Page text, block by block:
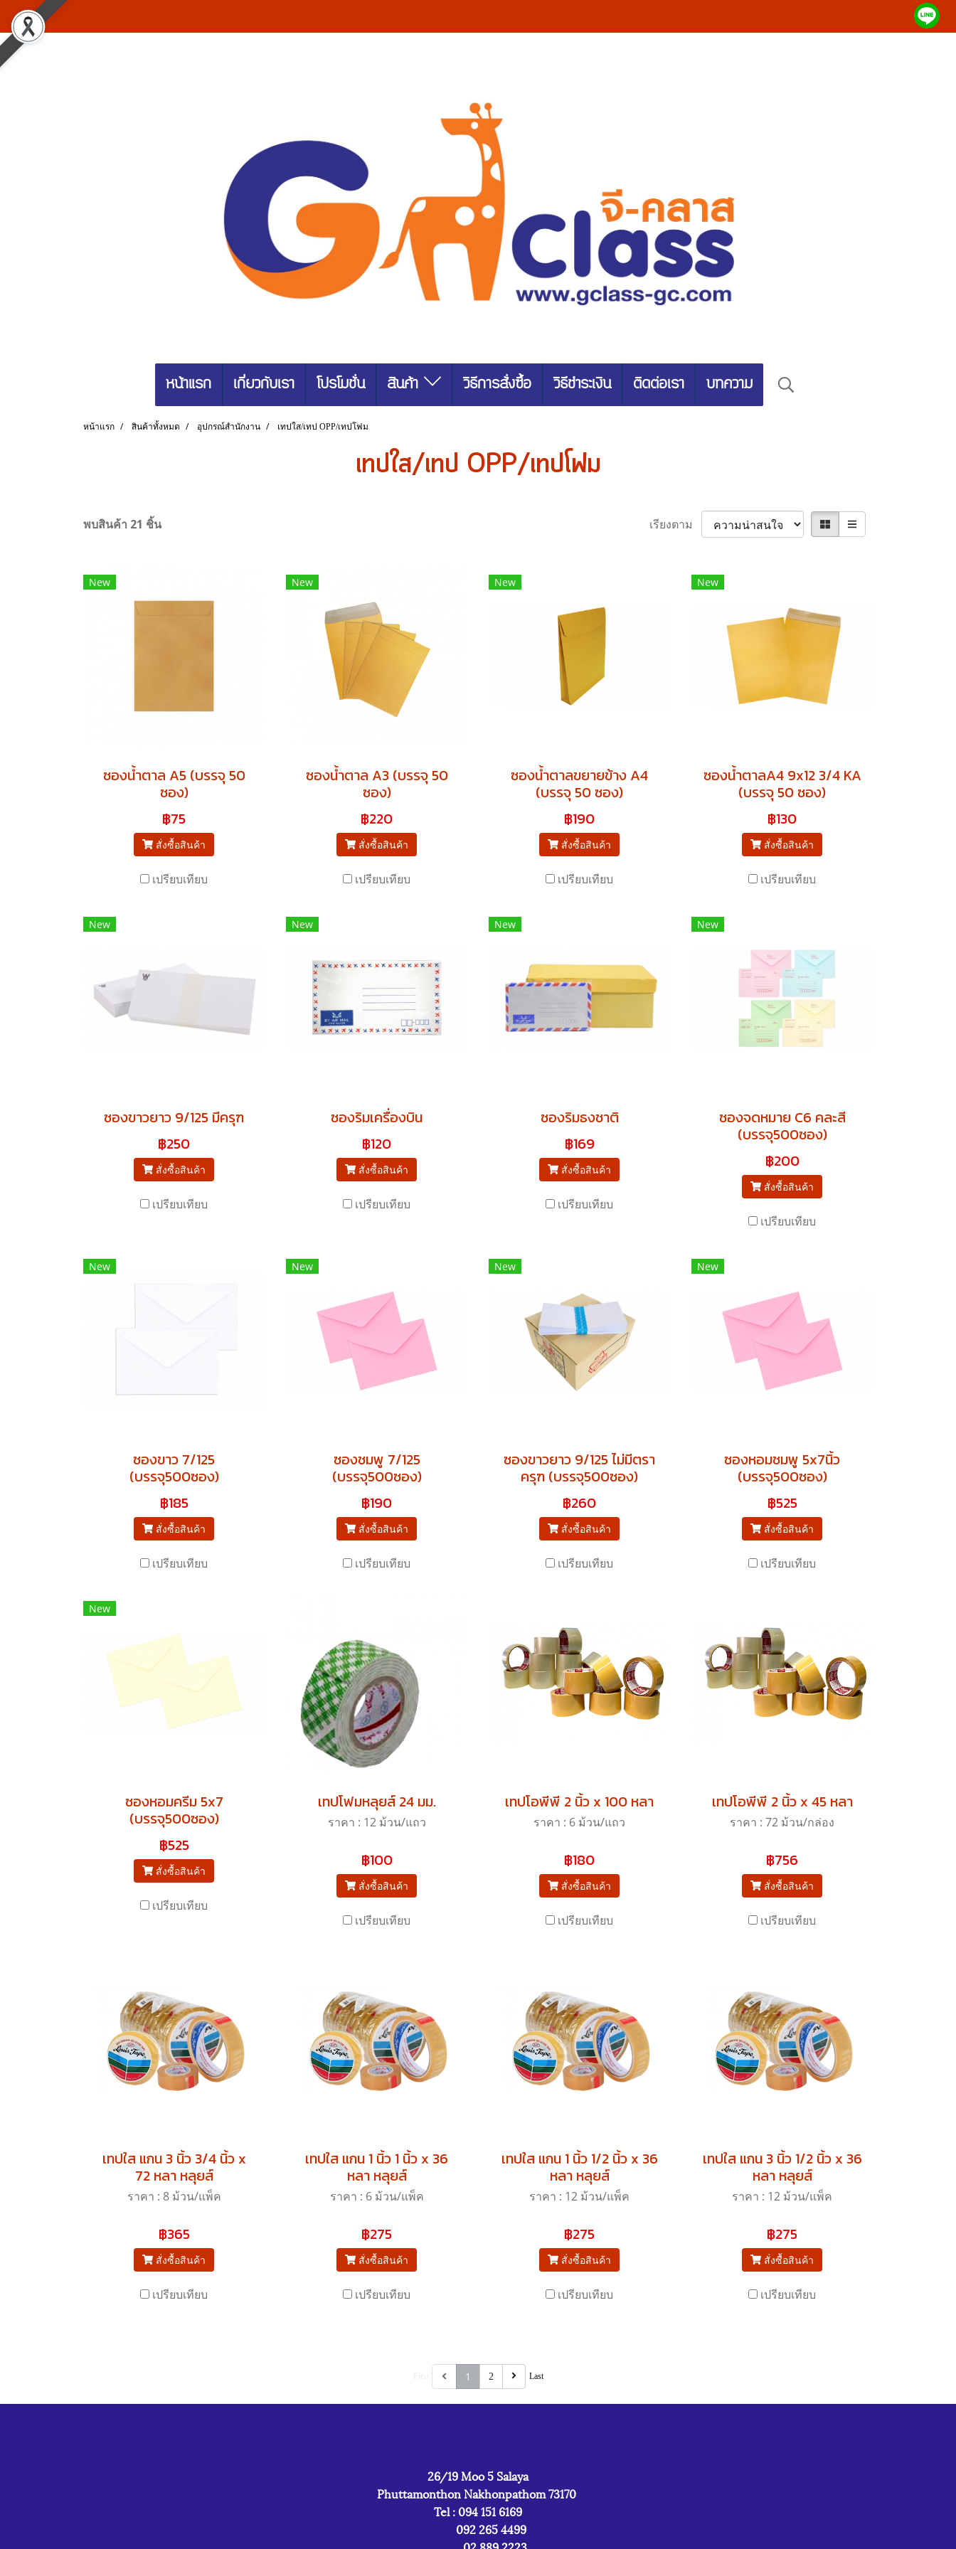
หน้าแรก เกี่ยวกับเรา โปรโมชั่น สินค้า วิธีการสั่งซื้อ วิธีชำระเงิน ติดต่อเรา บทความ
หน้าแรก สินค้าทั้งหมด อุปกรณ์สำนักงาน เทปใส/เทป OPP/เทปโฟม
เทปใส/เทป OPP/เทปโฟม
พบสินค้า 21 ชิ้น เรียงตาม
New
ซองน้ำตาล A5 (บรรจุ 50
ซอง)
฿75
สั่งซื้อสินค้า
เปรียบเทียบ
New
ซองน้ำตาล A3 (บรรจุ 50
ซอง)
฿220
สั่งซื้อสินค้า
เปรียบเทียบ
New
ซองน้ำตาลขยายข้าง A4
(บรรจุ 50 ซอง)
฿190
สั่งซื้อสินค้า
เปรียบเทียบ
New
ซองน้ำตาลA4 9x12 3/4 KA
(บรรจุ 50 ซอง)
฿130
สั่งซื้อสินค้า
เปรียบเทียบ
New
ซองขาวยาว 9/125 มีครุฑ
฿250
สั่งซื้อสินค้า
เปรียบเทียบ
New
ซองริมเครื่องบิน
฿120
สั่งซื้อสินค้า
เปรียบเทียบ
New
ซองริมธงชาติ
฿169
สั่งซื้อสินค้า
เปรียบเทียบ
New
ซองจดหมาย C6 คละสี
(บรรจุ500ซอง)
฿200
สั่งซื้อสินค้า
เปรียบเทียบ
New
ซองขาว 7/125
(บรรจุ500ซอง)
฿185
สั่งซื้อสินค้า
เปรียบเทียบ
New
ซองชมพู 7/125
(บรรจุ500ซอง)
฿190
สั่งซื้อสินค้า
เปรียบเทียบ
New
ซองขาวยาว 9/125 ไม่มีตรา
ครุฑ (บรรจุ500ซอง)
฿260
สั่งซื้อสินค้า
เปรียบเทียบ
New
ซองหอมชมพู 5x7นิ้ว
(บรรจุ500ซอง)
฿525
สั่งซื้อสินค้า
เปรียบเทียบ
New
ซองหอมครีม 5x7
(บรรจุ500ซอง)
฿525
สั่งซื้อสินค้า
เปรียบเทียบ
เทปโฟมหลุยส์ 24 มม.
ราคา : 12 ม้วน/แถว
฿100
สั่งซื้อสินค้า
เปรียบเทียบ
เทปโอพีพี 2 นิ้ว x 100 หลา
ราคา : 6 ม้วน/แถว
฿180
สั่งซื้อสินค้า
เปรียบเทียบ
เทปโอพีพี 2 นิ้ว x 45 หลา
ราคา : 72 ม้วน/กล่อง
฿756
สั่งซื้อสินค้า
เปรียบเทียบ
เทปใส แกน 3 นิ้ว 3/4 นิ้ว x
72 หลา หลุยส์
ราคา : 8 ม้วน/แพ็ค
฿365
สั่งซื้อสินค้า
เปรียบเทียบ
เทปใส แกน 1 นิ้ว 1 นิ้ว x 36
หลา หลุยส์
ราคา : 6 ม้วน/แพ็ค
฿275
สั่งซื้อสินค้า
เปรียบเทียบ
เทปใส แกน 1 นิ้ว 1/2 นิ้ว x 36
หลา หลุยส์
ราคา : 12 ม้วน/แพ็ค
฿275
สั่งซื้อสินค้า
เปรียบเทียบ
เทปใส แกน 3 นิ้ว 1/2 นิ้ว x 36
หลา หลุยส์
ราคา : 12 ม้วน/แพ็ค
฿275
สั่งซื้อสินค้า
เปรียบเทียบ
1 2 Last
26/19 Moo 5 Salaya
Phuttamonthon Nakhonpathom 73170
Tel : 094 151 6169
092 265 4499